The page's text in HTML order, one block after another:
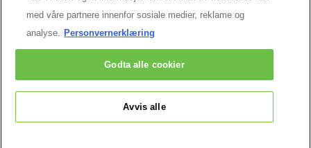
Cookie Settings
© 2026 Redken. Med enerett
med våre partnere innenfor sosiale medier, reklame og
analyse. Personvernerklæring
Avvis alle
Godta alle cookier